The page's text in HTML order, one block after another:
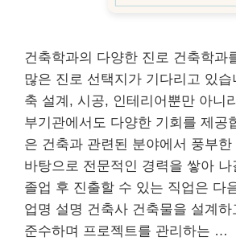
건축학과의 다양한 진로 건축학과
많은 진로 선택지가 기다리고 있습
축 설계, 시공, 인테리어뿐만 아니
부기관에서도 다양한 기회를 제공
은 건축과 관련된 분야에서 풍부
바탕으로 전문적인 경력을 쌓아
졸업 후 진출할 수 있는 직업은 다
업명 설명 건축사 건축물을 설계
준수하며 프로젝트를 관리하는 …